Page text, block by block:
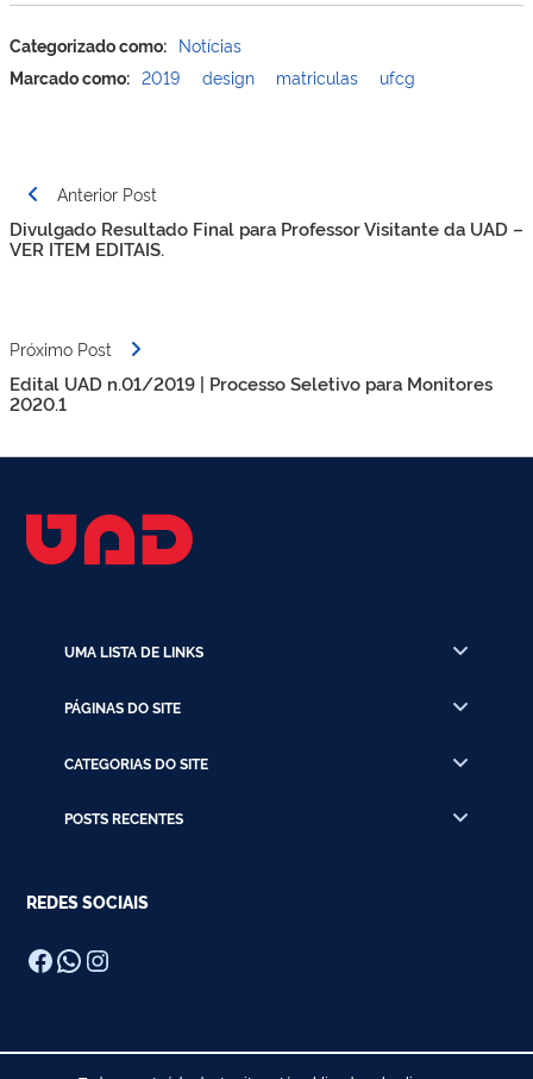
Categorizado como: Notícias
Marcado como: 2019 design matriculas ufcg
Post
navigation
Anterior Post
Divulgado Resultado Final para Professor Visitante da UAD –
VER ITEM EDITAIS.
Próximo Post
Edital UAD n.01/2019 | Processo Seletivo para Monitores
2020.1
UMA LISTA DE LINKS
PÁGINAS DO SITE
CATEGORIAS DO SITE
POSTS RECENTES
REDES SOCIAIS
Facebook
WhatsApp
Instagram